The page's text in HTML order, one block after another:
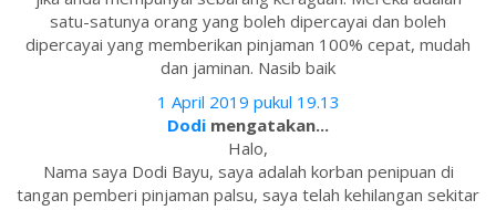
satu-satunya orang yang boleh dipercayai dan boleh
dipercayai yang memberikan pinjaman 100% cepat, mudah
dan jaminan. Nasib baik
1 April 2019 pukul 19.13
Dodi mengatakan...
Halo,
Nama saya Dodi Bayu, saya adalah korban penipuan di
tangan pemberi pinjaman palsu, saya telah kehilangan sekitar